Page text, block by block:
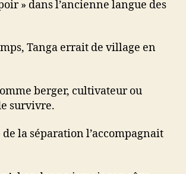
» dans l’ancienne langue des
Tanga errait de village en
berger, cultivateur ou
survivre.
la séparation l’accompagnait